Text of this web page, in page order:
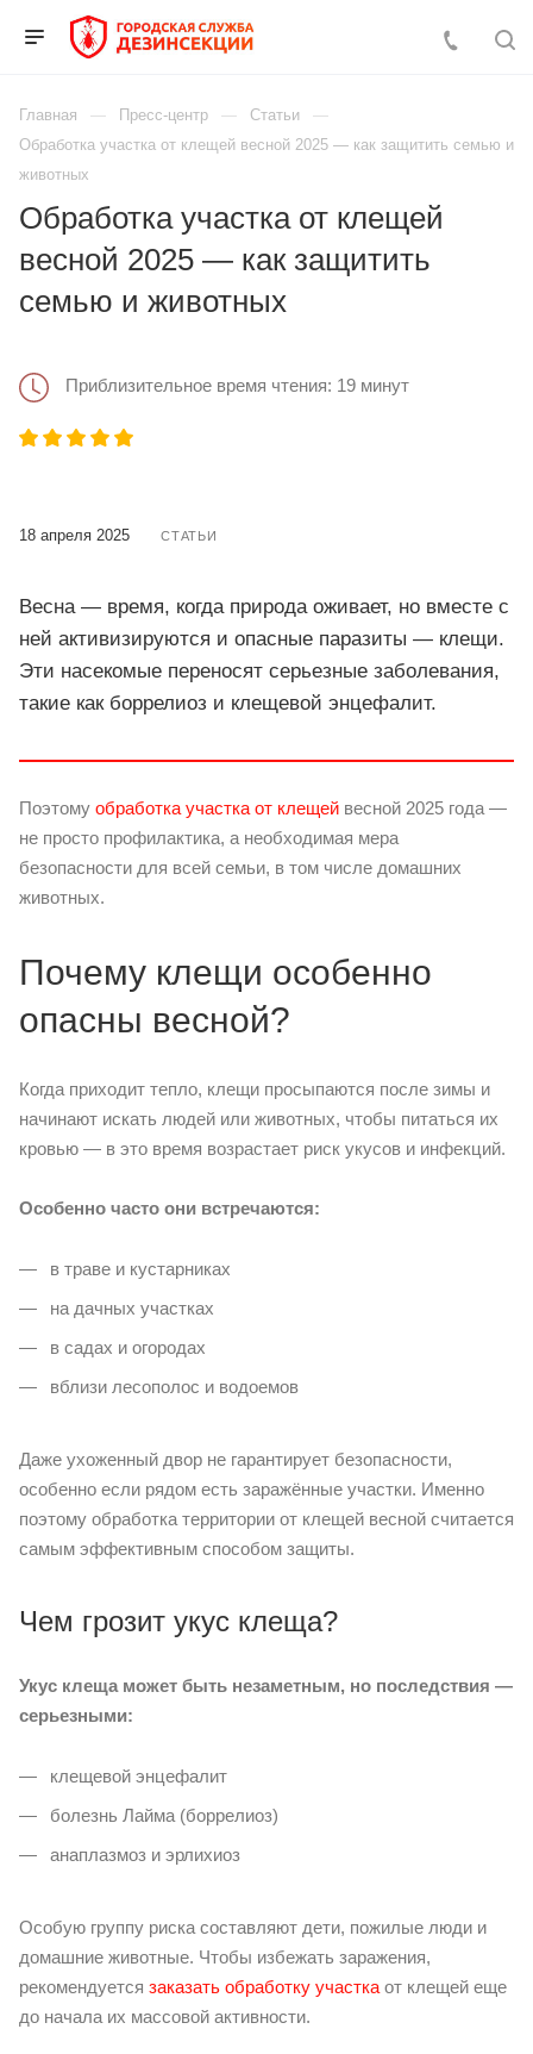
Главная Пресс-центр
Статьи
Обработка участка от клещей весной 2025 — как защитить семью и
животных
Обработка участка от клещей
весной 2025 — как защитить
семью и животных
Приблизительное время чтения: 19 минут
18 апреля 2025 СТАТЬИ
Весна — время, когда природа оживает, но вместе с
ней активизируются и опасные паразиты — клещи.
Эти насекомые переносят серьезные заболевания,
такие как боррелиоз и клещевой энцефалит.
Поэтому обработка участка от клещей весной 2025 года —
не просто профилактика, а необходимая мера
безопасности для всей семьи, в том числе домашних
животных.
Почему клещи особенно
опасны весной?
Когда приходит тепло, клещи просыпаются после зимы и
начинают искать людей или животных, чтобы питаться их
кровью — в это время возрастает риск укусов и инфекций.
Особенно часто они встречаются:
в траве и кустарниках
на дачных участках
в садах и огородах
вблизи лесополос и водоемов
Даже ухоженный двор не гарантирует безопасности,
особенно если рядом есть заражённые участки. Именно
поэтому обработка территории от клещей весной считается
самым эффективным способом защиты.
Чем грозит укус клеща?
Укус клеща может быть незаметным, но последствия —
серьезными:
клещевой энцефалит
болезнь Лайма (боррелиоз)
анаплазмоз и эрлихиоз
Особую группу риска составляют дети, пожилые люди и
домашние животные. Чтобы избежать заражения,
рекомендуется заказать обработку участка от клещей еще
до начала их массовой активности.